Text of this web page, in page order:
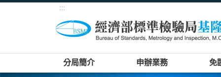
:::
分局簡介 申辦業務 免